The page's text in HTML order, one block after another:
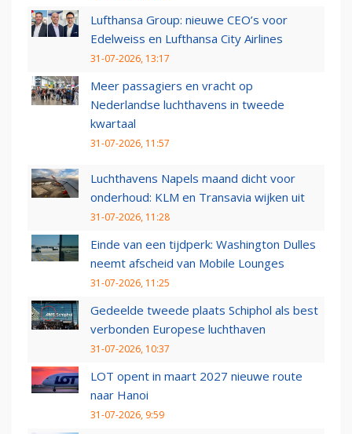
Lufthansa Group: nieuwe CEO’s voor
Edelweiss en Lufthansa City Airlines
31-07-2026, 13:17
Meer passagiers en vracht op
Nederlandse luchthavens in tweede
kwartaal
31-07-2026, 11:57
Luchthavens Napels maand dicht voor
onderhoud: KLM en Transavia wijken uit
31-07-2026, 11:28
Einde van een tijdperk: Washington Dulles
neemt afscheid van Mobile Lounges
31-07-2026, 11:25
Gedeelde tweede plaats Schiphol als best
verbonden Europese luchthaven
31-07-2026, 10:37
LOT opent in maart 2027 nieuwe route
naar Hanoi
31-07-2026, 9:59